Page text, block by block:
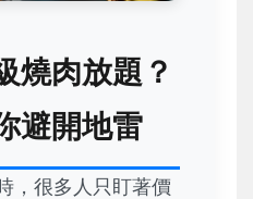
燒肉放題？
避開地雷
，很多人只盯著價